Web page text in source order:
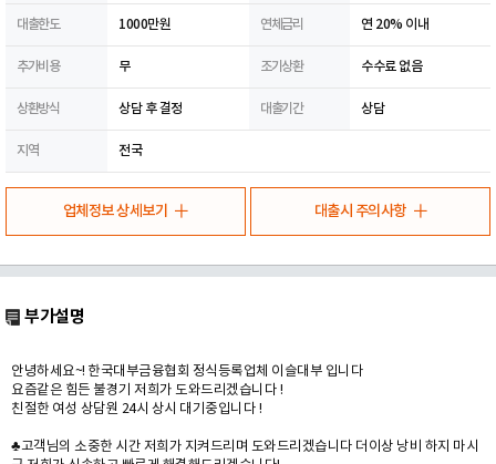
대출한도 1000만원 연체금리 연 20% 이내
추가비용 무 조기상환 수수료 없음
상환방식 상담 후 결정 대출기간 상담
지역 전국
업체정보 상세보기 대출시 주의사항
부가설명
안녕하세요~! 한국대부금융협회 정식등록업체 이슬대부 입니다
요즘같은 힘든 불경기 저희가 도와드리겠습니다 !
친절한 여성 상담원 24시 상시 대기중입니다 !
♣고객님의 소중한 시간 저희가 지켜드리며 도와드리겠습니다 더이상 낭비 하지 마시